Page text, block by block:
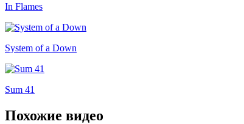
In Flames
System of a Down
Sum 41
Похожие видео